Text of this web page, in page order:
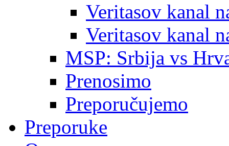
Veritasov kanal
Veritasov kanal
MSP: Srbija vs
Prenosimo
Preporučujemo
Preporuke